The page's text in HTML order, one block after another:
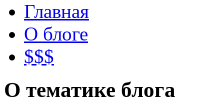
Главная
О блоге
$$$
О тематике блога